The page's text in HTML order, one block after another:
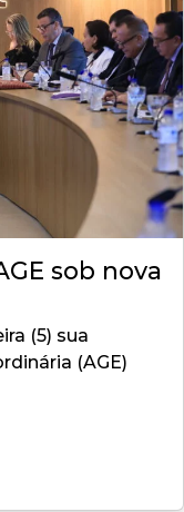
sob nova
(5) sua
(AGE)